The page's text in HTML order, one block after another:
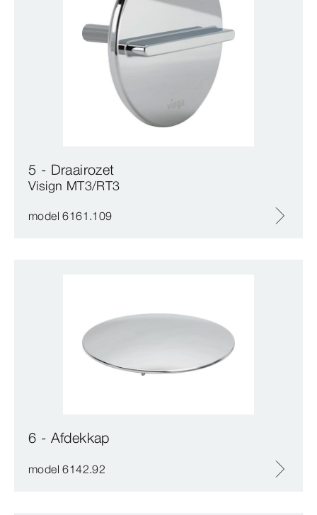
5 - Draairozet
Visign MT3/RT3
model 6161.109
6 - Afdekkap
model 6142.92